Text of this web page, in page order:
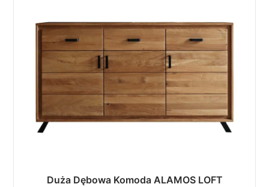
Duża Dębowa Komoda ALAMOS LOFT